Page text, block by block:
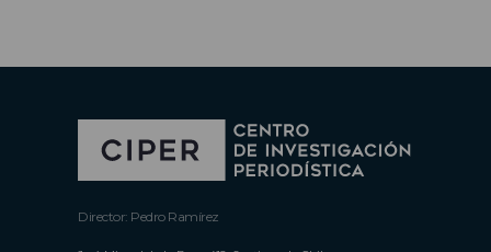
Director: Pedro Ramírez